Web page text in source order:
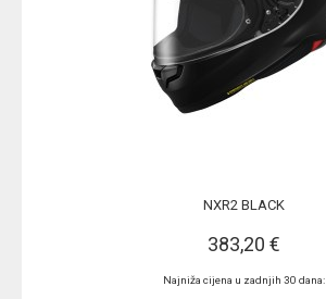
NXR2 BLACK
383,20 €
Najniža cijena u zadnjih 30 dana: